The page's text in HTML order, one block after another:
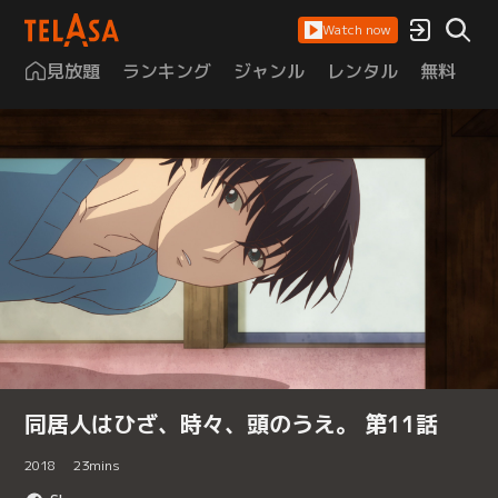
Watch now
見放題 ランキング ジャンル レンタル 無料
同居人はひざ、時々、頭のうえ。 第11話
2018 23mins